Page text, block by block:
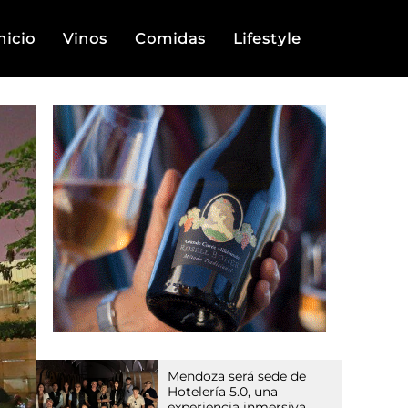
Vinos Comidas Lifestyle
Mendoza será sede de
Hotelería 5.0, una